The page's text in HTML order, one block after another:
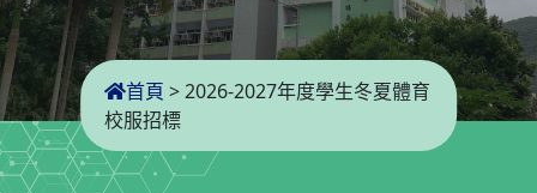
首頁 >2026-2027年度學生冬夏體育
校服招標